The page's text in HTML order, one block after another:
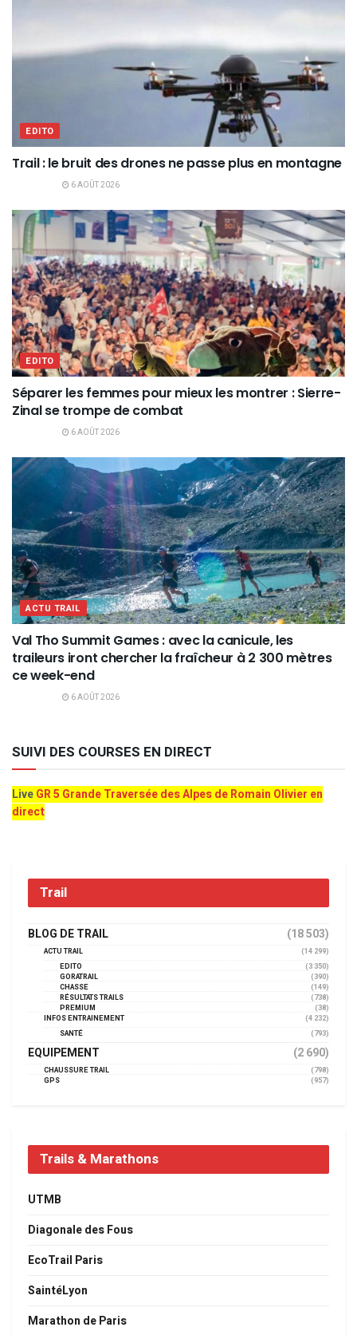
EDITO
Trail : le bruit des drones ne passe plus en montagne
6 AOÛT 2026
EDITO
Séparer les femmes pour mieux les montrer : Sierre-
Zinal se trompe de combat
6 AOÛT 2026
ACTU TRAIL
Val Tho Summit Games : avec la canicule, les
traileurs iront chercher la fraîcheur à 2 300 mètres
ce week-end
6 AOÛT 2026
SUIVI DES COURSES EN DIRECT
LiveGR 5 Grande Traversée des Alpes de Romain Olivier en
direct
Trail
BLOG DE TRAIL (18 503)
ACTU TRAIL
(14 299)
EDITO
(3 350)
GORATRAIL
(390)
CHASSE
(149)
RÉSULTATS TRAILS
(738)
PREMIUM
(38)
INFOS ENTRAINEMENT
(4 232)
SANTÉ
(793)
EQUIPEMENT (2 690)
CHAUSSURE TRAIL
(798)
GPS
(957)
Trails & Marathons
UTMB
Diagonale des Fous
EcoTrail Paris
SaintéLyon
Marathon de Paris